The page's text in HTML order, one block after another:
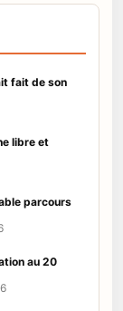
fait de son
libre et
parcours
au 20